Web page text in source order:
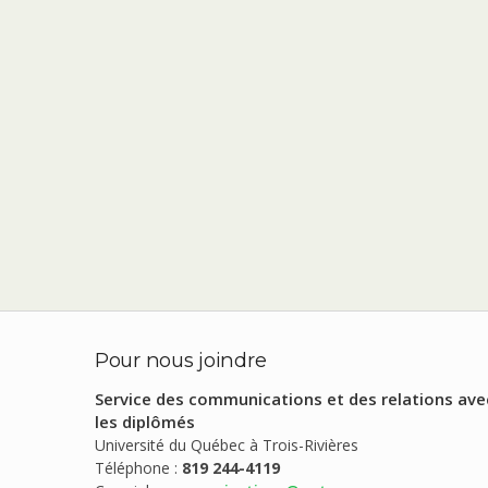
Pour nous joindre
Service des communications et des relations
les diplômés
Université du Québec à Trois-Rivières
Téléphone : 819 244-4119